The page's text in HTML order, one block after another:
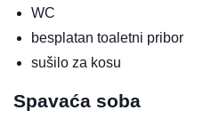
WC
besplatan toaletni pribor
sušilo za kosu
Spavaća soba